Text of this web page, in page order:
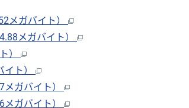
メガバイト）
メガバイト）
）
ト）
ガバイト）
ガバイト）